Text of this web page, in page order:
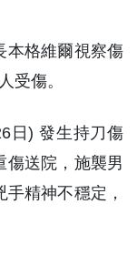
本格維爾視察傷
受傷。
日) 發生持刀傷
傷送院，施襲男
精神不穩定，